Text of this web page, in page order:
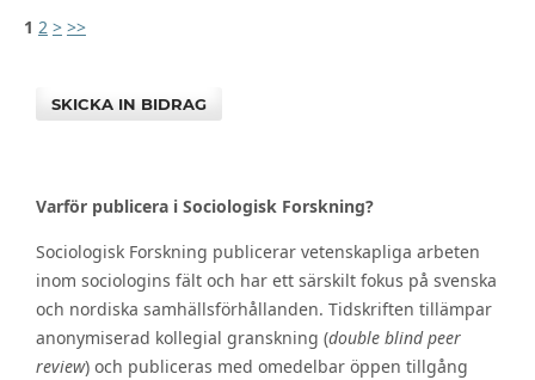
1 2 > >>
SKICKA IN BIDRAG
Varför publicera i Sociologisk Forskning?
Sociologisk Forskning publicerar vetenskapliga arbeten
inom sociologins fält och har ett särskilt fokus på svenska
och nordiska samhällsförhållanden. Tidskriften tillämpar
anonymiserad kollegial granskning (double blind peer
review) och publiceras med omedelbar öppen tillgång